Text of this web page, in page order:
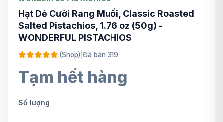
Hạt Dẻ Cười Rang Muối, Classic Roasted
Salted Pistachios, 1.76 oz (50g) -
WONDERFUL PISTACHIOS
(Shop) Đã bán 319
Tạm hết hàng
Số lượng